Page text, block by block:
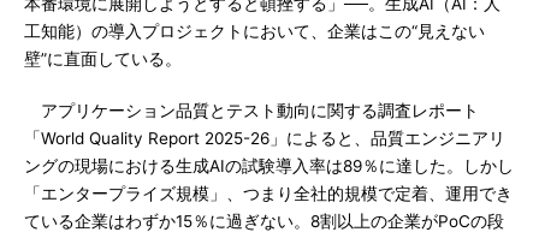
工知能）の導入プロジェクトにおいて、企業はこの“見えない
壁”に直面している。
アプリケーション品質とテスト動向に関する調査レポート
「World Quality Report 2025-26」によると、品質エンジニアリ
ングの現場における生成AIの試験導入率は89％に達した。しかし
「エンタープライズ規模」、つまり全社的規模で定着、運用でき
ている企業はわずか15％に過ぎない。8割以上の企業がPoCの段